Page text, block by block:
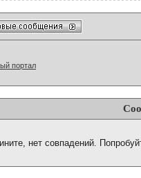
портал
нет совпадений.